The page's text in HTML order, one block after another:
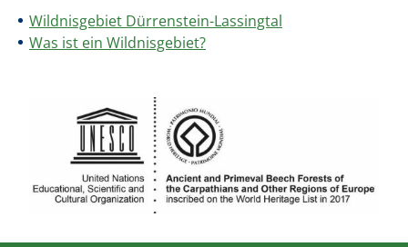
Wildnisgebiet Dürrenstein-Lassingtal
Was ist ein Wildnisgebiet?